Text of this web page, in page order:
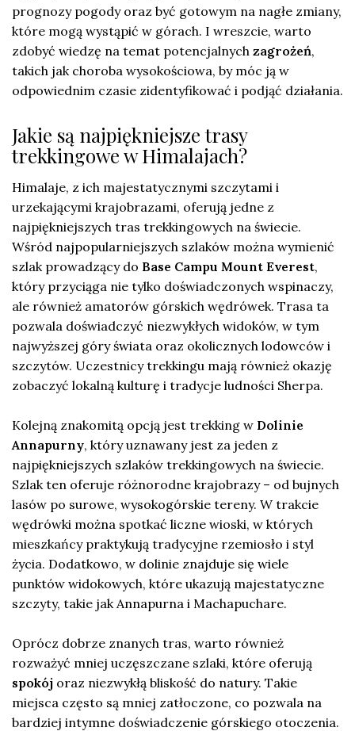
prognozy pogody oraz być gotowym na nagłe zmiany,
które mogą wystąpić w górach. I wreszcie, warto
zdobyć wiedzę na temat potencjalnych zagrożeń,
takich jak choroba wysokościowa, by móc ją w
odpowiednim czasie zidentyfikować i podjąć działania.
Jakie są najpiękniejsze trasy
trekkingowe w Himalajach?
Himalaje, z ich majestatycznymi szczytami i
urzekającymi krajobrazami, oferują jedne z
najpiękniejszych tras trekkingowych na świecie.
Wśród najpopularniejszych szlaków można wymienić
szlak prowadzący do Base Campu Mount Everest,
który przyciąga nie tylko doświadczonych wspinaczy,
ale również amatorów górskich wędrówek. Trasa ta
pozwala doświadczyć niezwykłych widoków, w tym
najwyższej góry świata oraz okolicznych lodowców i
szczytów. Uczestnicy trekkingu mają również okazję
zobaczyć lokalną kulturę i tradycje ludności Sherpa.
Kolejną znakomitą opcją jest trekking w Dolinie
Annapurny, który uznawany jest za jeden z
najpiękniejszych szlaków trekkingowych na świecie.
Szlak ten oferuje różnorodne krajobrazy – od bujnych
lasów po surowe, wysokogórskie tereny. W trakcie
wędrówki można spotkać liczne wioski, w których
mieszkańcy praktykują tradycyjne rzemiosło i styl
życia. Dodatkowo, w dolinie znajduje się wiele
punktów widokowych, które ukazują majestatyczne
szczyty, takie jak Annapurna i Machapuchare.
Oprócz dobrze znanych tras, warto również
rozważyć mniej uczęszczane szlaki, które oferują
spokój oraz niezwykłą bliskość do natury. Takie
miejsca często są mniej zatłoczone, co pozwala na
bardziej intymne doświadczenie górskiego otoczenia.